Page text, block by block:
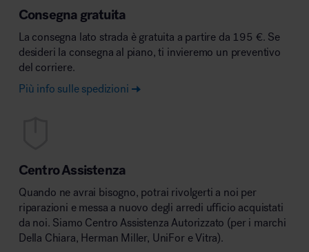
Consegna gratuita
La consegna lato strada è gratuita a partire da 195 €. Se
desideri la consegna al piano, ti invieremo un preventivo
del corriere.
Più info sulle spedizioni
Centro Assistenza
Quando ne avrai bisogno, potrai rivolgerti a noi per
riparazioni e messa a nuovo degli arredi ufficio acquistati
da noi. Siamo Centro Assistenza Autorizzato (per i marchi
Della Chiara, Herman Miller, UniFor e Vitra).